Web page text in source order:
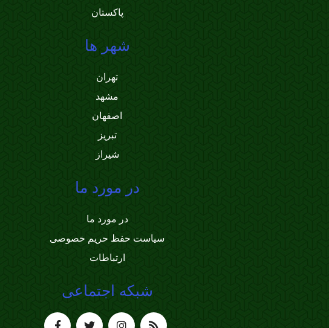
پاکستان
شهر ها
تهران
مشهد
اصفهان
تبریز
شیراز
در مورد ما
در مورد ما
سیاست حفظ حریم خصوصی
ارتباطات
شبکه اجتماعی